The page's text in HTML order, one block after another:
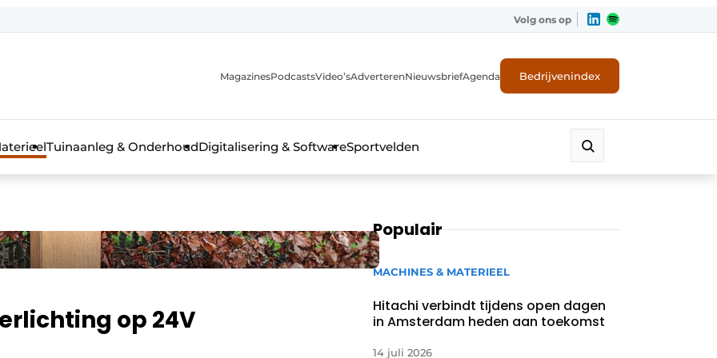
Volg ons op
MagazinesPodcastsVideo’sAdverterenNieuwsbriefAgenda Bedrijvenindex
Tuinaanleg & OnderhoudDigitalisering & SoftwareSportvelden
op 24V
Populair
MACHINES & MATERIEEL
Hitachi verbindt tijdens open dagen
in Amsterdam heden aan toekomst
14 juli 2026